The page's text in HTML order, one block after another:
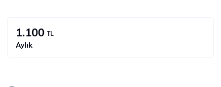
1.100 TL
Aylık